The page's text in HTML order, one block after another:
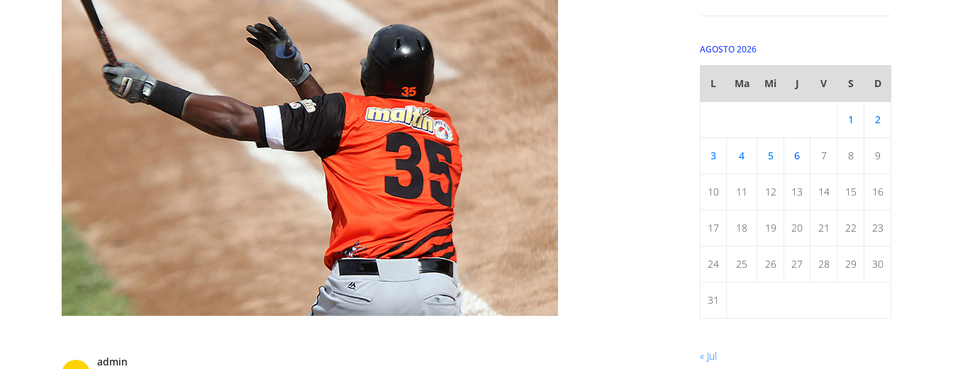
admin
AGOSTO 2026
L Ma Mi J V S D
1 2
3 4 5 6 7 8 9
10 11 12 13 14 15 16
17 18 19 20 21 22 23
24 25 26 27 28 29 30
31
« Jul